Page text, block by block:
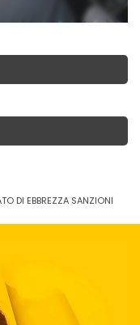
DI EBBREZZA SANZIONI